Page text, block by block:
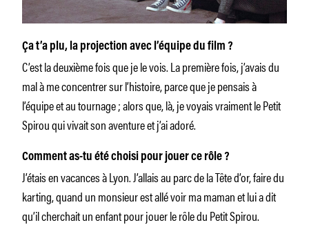
Ça t’a plu, la projection avec l’équipe du film ?
C’est la deuxième fois que je le vois. La première fois, j’avais du
mal à me concentrer sur l’histoire, parce que je pensais à
l’équipe et au tournage ; alors que, là, je voyais vraiment le Petit
Spirou qui vivait son aventure et j’ai adoré.
Comment as-tu été choisi pour jouer ce rôle ?
J’étais en vacances à Lyon. J’allais au parc de la Tête d’or, faire du
karting, quand un monsieur est allé voir ma maman et lui a dit
qu’il cherchait un enfant pour jouer le rôle du Petit Spirou.